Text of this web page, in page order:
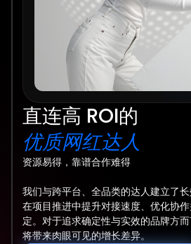
直连高 ROI的
优质网红达人
资源易得，靠谱合作难得
我们与跨平台、全品类的达人建立了
在项目推进中提升对接速度、优化协
定。对于追求确定性与实效的品牌方
将带来肉眼可见的增长差异。